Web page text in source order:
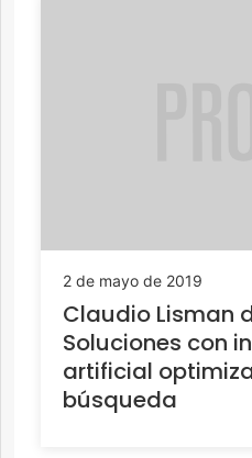
2 de mayo de 2019
Claudio Lisman
Soluciones con
artificial
búsqueda